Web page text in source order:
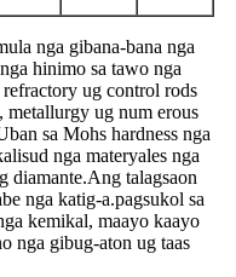
nga gibana-bana nga
hinimo sa tawo nga
ug control rods
metallurgy ug num erous
sa Mohs hardness nga
nga materyales nga
diamante.Ang talagsaon
nga katig-a.pagsukol sa
kemikal, maayo kaayo
nga gibug-aton ug taas